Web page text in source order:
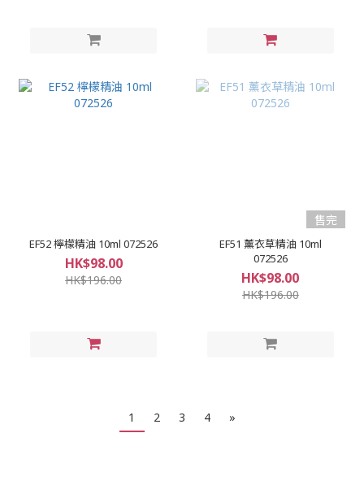
EF52 檸檬精油 10ml 072526
HK$98.00
HK$196.00
售完
EF51 薰衣草精油 10ml
072526
HK$98.00
HK$196.00
1 2 3 4 »